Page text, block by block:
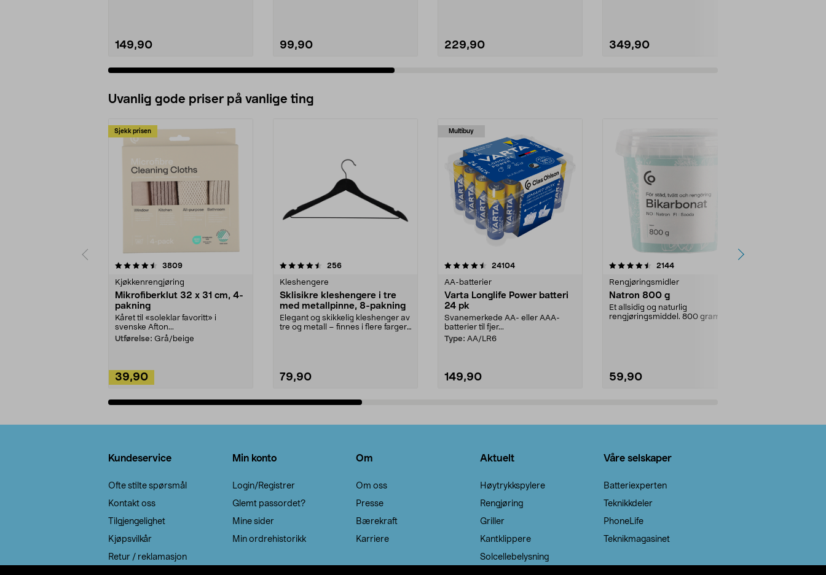
149,90 99,90 229,90 349,90
Uvanlig gode priser på vanlige ting
Sjekk prisen
3809anmeldelser
Kjøkkenrengjøring
Mikrofiberklut 32 x 31 cm, 4-
pakning
Kåret til «soleklar favoritt» i
svenske Afton...
Utførelse: Grå/beige
39,90
4.5av 5 stjerner 256anmeldelser
Kleshengere
Sklisikre kleshengere i tre
med metallpinne, 8-pakning
Elegant og skikkelig kleshenger av
tre og metall – finnes i flere farger.
79,90
Multibuy
4.5av 5 stjerner 24104anmeldelser
AA-batterier
Varta Longlife Power batteri
24 pk
Svanemerkede AA- eller AAA-
batterier til fjer...
Type: AA/LR6
149,90
4.5av 5 stjerner 2144anmeldelser
Rengjøringsmidler
Natron 800 g
Et allsidig og naturlig
rengjøringsmiddel. 800 gram
59,90
4.0av 5 stjerner
Kundeservice
Ofte stilte spørsmål
Kontakt oss
Tilgjengelighet
Kjøpsvilkår
Retur / reklamasjon
Min konto
Login/Registrer
Glemt passordet?
Mine sider
Min ordrehistorikk
Om
Om oss
Presse
Bærekraft
Karriere
Aktuelt
Høytrykkspylere
Rengjøring
Griller
Kantklippere
Solcellebelysning
Våre selskaper
Batteriexperten
Teknikkdeler
PhoneLife
Teknikmagasinet